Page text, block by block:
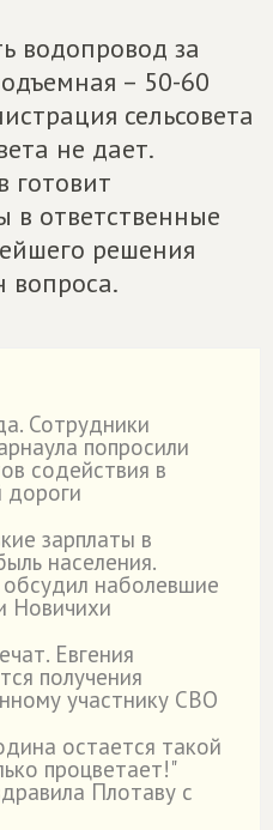
водопровод за
– 50-60
сельсовета
не дает.
готовит
в ответственные
решения
вопроса.
Сотрудники
попросили
содействия в
дороги
зарплаты в
населения.
наболевшие
Новичихи
Евгения
получения
участнику СВО
остается такой
процветает!"
Плотаву с